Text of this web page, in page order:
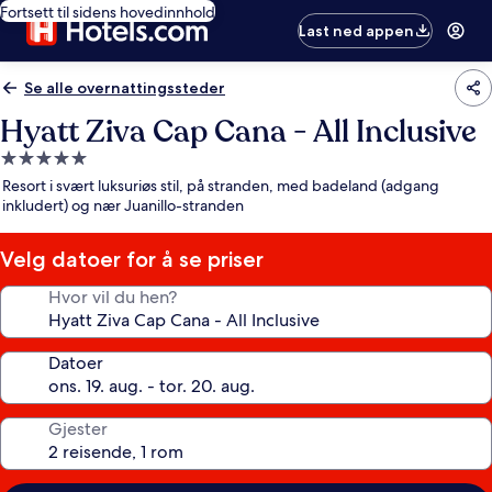
Fortsett til sidens hovedinnhold
Last ned appen
Se alle overnattingssteder
Hyatt Ziva Cap Cana - All Inclusive
Overnattingssted
med
5.0
stjerner
Resort i svært luksuriøs stil, på stranden, med badeland (adgang
inkludert) og nær Juanillo-stranden
Velg datoer for å se priser
Hvor vil du hen?
Datoer
Gjester